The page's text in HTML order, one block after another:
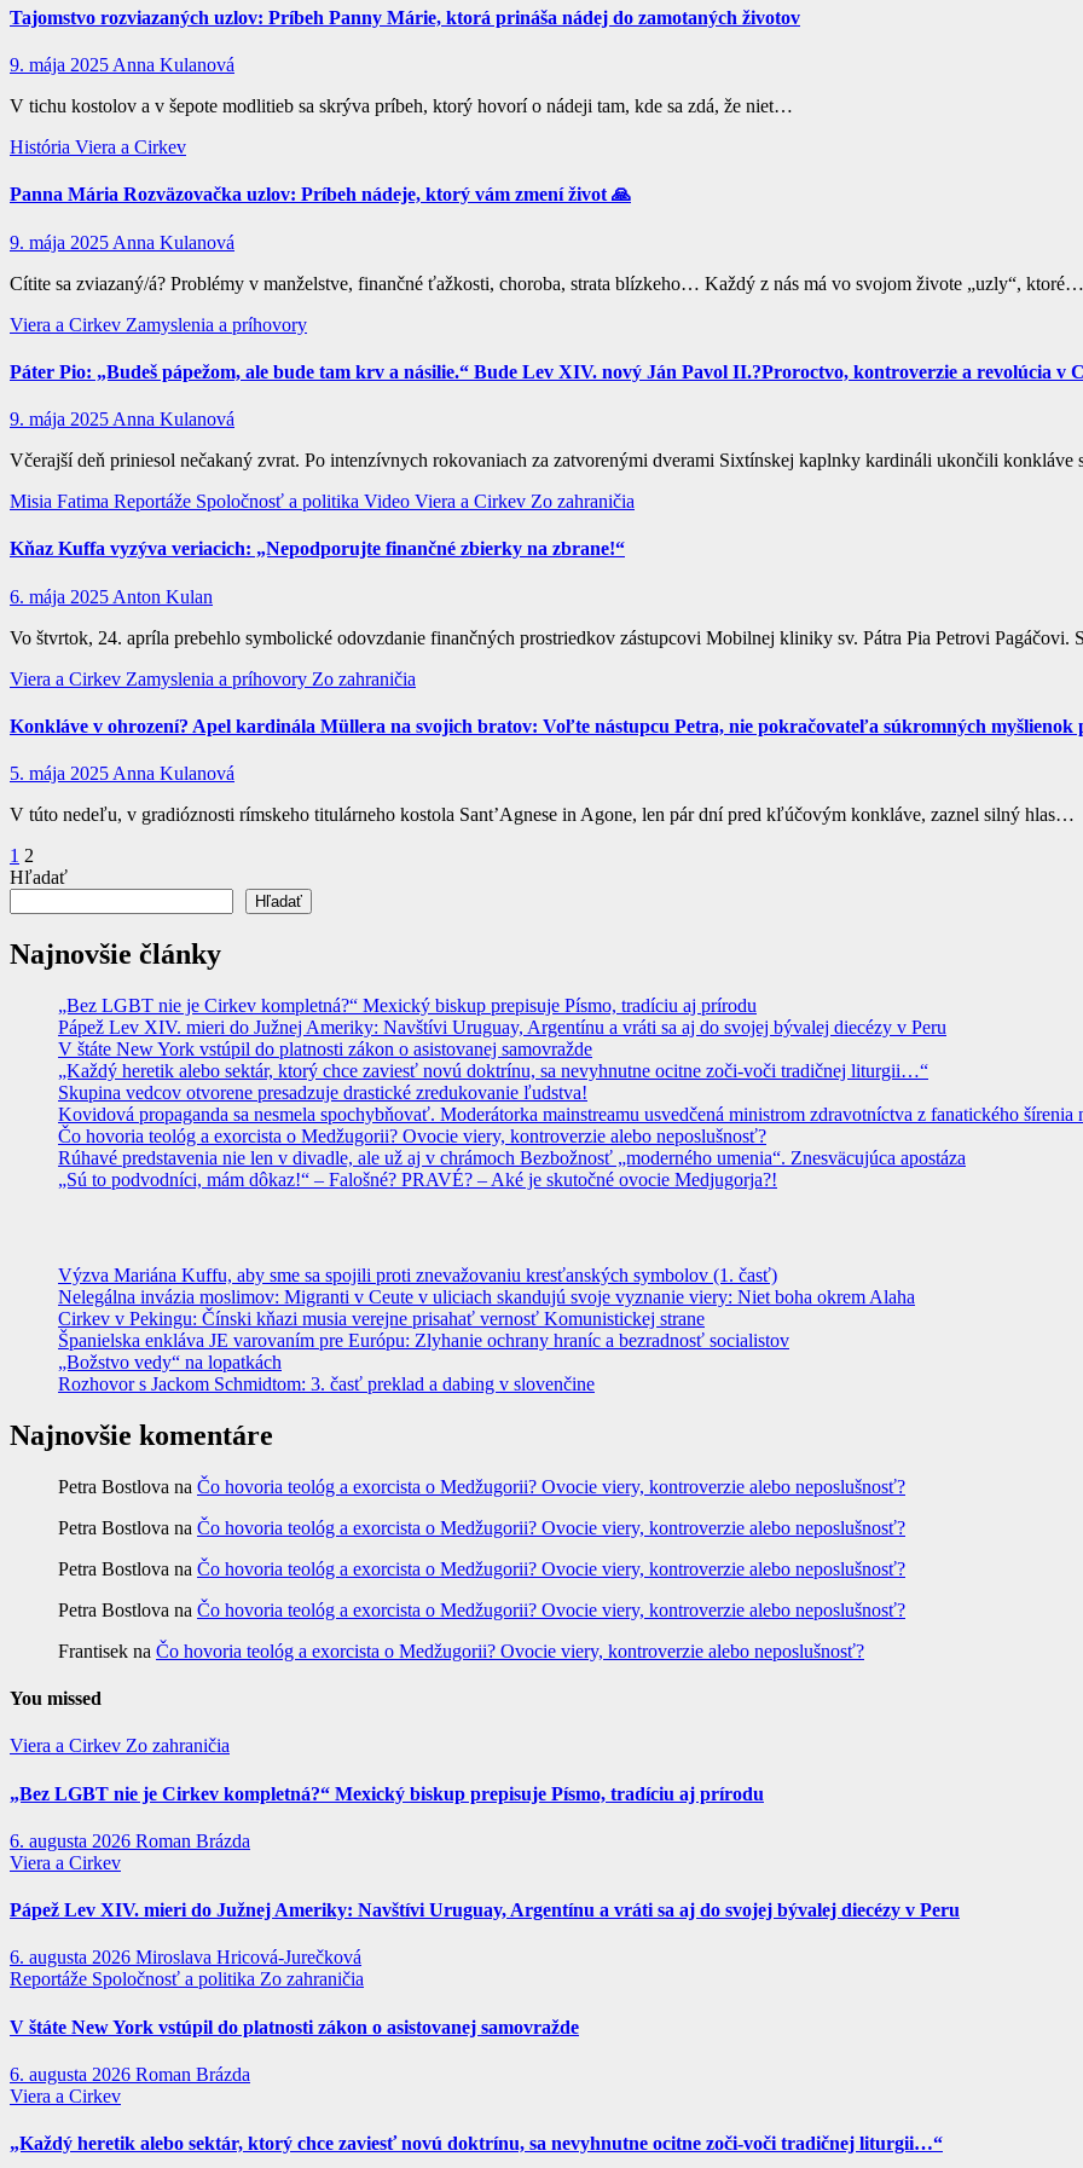
Tajomstvo rozviazaných uzlov: Príbeh Panny Márie, ktorá prináša nádej do zamotaných životov
9. mája 2025 Anna Kulanová
V tichu kostolov a v šepote modlitieb sa skrýva príbeh, ktorý hovorí o nádeji tam, kde sa zdá, že niet…
História Viera a Cirkev
Panna Mária Rozväzovačka uzlov: Príbeh nádeje, ktorý vám zmení život 🙏
9. mája 2025 Anna Kulanová
Cítite sa zviazaný/á? Problémy v manželstve, finančné ťažkosti, choroba, strata blízkeho… Každý z nás má vo svojom živote „uzly“, ktoré…
Viera a Cirkev Zamyslenia a príhovory
Páter Pio: „Budeš pápežom, ale bude tam krv a násilie.“ Bude Lev XIV. nový Ján Pavol II.?Proroctvo, kontroverzie a revolúcia v
9. mája 2025 Anna Kulanová
Včerajší deň priniesol nečakaný zvrat. Po intenzívnych rokovaniach za zatvorenými dverami Sixtínskej kaplnky kardináli ukončili
Misia Fatima Reportáže Spoločnosť a politika Video Viera a Cirkev Zo zahraničia
Kňaz Kuffa vyzýva veriacich: „Nepodporujte finančné zbierky na zbrane!“
6. mája 2025 Anton Kulan
Vo štvrtok, 24. apríla prebehlo symbolické odovzdanie finančných prostriedkov zástupcovi Mobilnej kliniky sv. Pátra Pia Petrovi Pagáčovi.
Viera a Cirkev Zamyslenia a príhovory Zo zahraničia
Konkláve v ohrození? Apel kardinála Müllera na svojich bratov: Voľte nástupcu Petra, nie pokračovateľa súkromných myšlienok
5. mája 2025 Anna Kulanová
V túto nedeľu, v gradióznosti rímskeho titulárneho kostola Sant’Agnese in Agone, len pár dní pred kľúčovým konkláve, zaznel silný hlas…
Stránkovanie
príspevkov
1 2
Hľadať
Hľadať
Najnovšie články
„Bez LGBT nie je Cirkev kompletná?“ Mexický biskup prepisuje Písmo, tradíciu aj prírodu
Pápež Lev XIV. mieri do Južnej Ameriky: Navštívi Uruguay, Argentínu a vráti sa aj do svojej bývalej diecézy v Peru
V štáte New York vstúpil do platnosti zákon o asistovanej samovražde
„Každý heretik alebo sektár, ktorý chce zaviesť novú doktrínu, sa nevyhnutne ocitne zoči-voči tradičnej liturgii…“
Skupina vedcov otvorene presadzuje drastické zredukovanie ľudstva!
Kovidová propaganda sa nesmela spochybňovať. Moderátorka mainstreamu usvedčená ministrom zdravotníctva z fanatického
Čo hovoria teológ a exorcista o Medžugorii? Ovocie viery, kontroverzie alebo neposlušnosť?
Rúhavé predstavenia nie len v divadle, ale už aj v chrámoch Bezbožnosť „moderného umenia“. Znesväcujúca apostáza
„Sú to podvodníci, mám dôkaz!“ – Falošné? PRAVÉ? – Aké je skutočné ovocie Medjugorja?!
Výzva Mariána Kuffu, aby sme sa spojili proti znevažovaniu kresťanských symbolov (1. časť)
Nelegálna invázia moslimov: Migranti v Ceute v uliciach skandujú svoje vyznanie viery: Niet boha okrem Alaha
Cirkev v Pekingu: Čínski kňazi musia verejne prisahať vernosť Komunistickej strane
Španielska enkláva JE varovaním pre Európu: Zlyhanie ochrany hraníc a bezradnosť socialistov
„Božstvo vedy“ na lopatkách
Rozhovor s Jackom Schmidtom: 3. časť preklad a dabing v slovenčine
Najnovšie komentáre
Petra Bostlova na Čo hovoria teológ a exorcista o Medžugorii? Ovocie viery, kontroverzie alebo neposlušnosť?
Petra Bostlova na Čo hovoria teológ a exorcista o Medžugorii? Ovocie viery, kontroverzie alebo neposlušnosť?
Petra Bostlova na Čo hovoria teológ a exorcista o Medžugorii? Ovocie viery, kontroverzie alebo neposlušnosť?
Petra Bostlova na Čo hovoria teológ a exorcista o Medžugorii? Ovocie viery, kontroverzie alebo neposlušnosť?
Frantisek na Čo hovoria teológ a exorcista o Medžugorii? Ovocie viery, kontroverzie alebo neposlušnosť?
You missed
Viera a Cirkev Zo zahraničia
„Bez LGBT nie je Cirkev kompletná?“ Mexický biskup prepisuje Písmo, tradíciu aj prírodu
6. augusta 2026 Roman Brázda
Viera a Cirkev
Pápež Lev XIV. mieri do Južnej Ameriky: Navštívi Uruguay, Argentínu a vráti sa aj do svojej bývalej diecézy v Peru
6. augusta 2026 Miroslava Hricová-Jurečková
Reportáže Spoločnosť a politika Zo zahraničia
V štáte New York vstúpil do platnosti zákon o asistovanej samovražde
6. augusta 2026 Roman Brázda
Viera a Cirkev
„Každý heretik alebo sektár, ktorý chce zaviesť novú doktrínu, sa nevyhnutne ocitne zoči-voči tradičnej liturgii…“